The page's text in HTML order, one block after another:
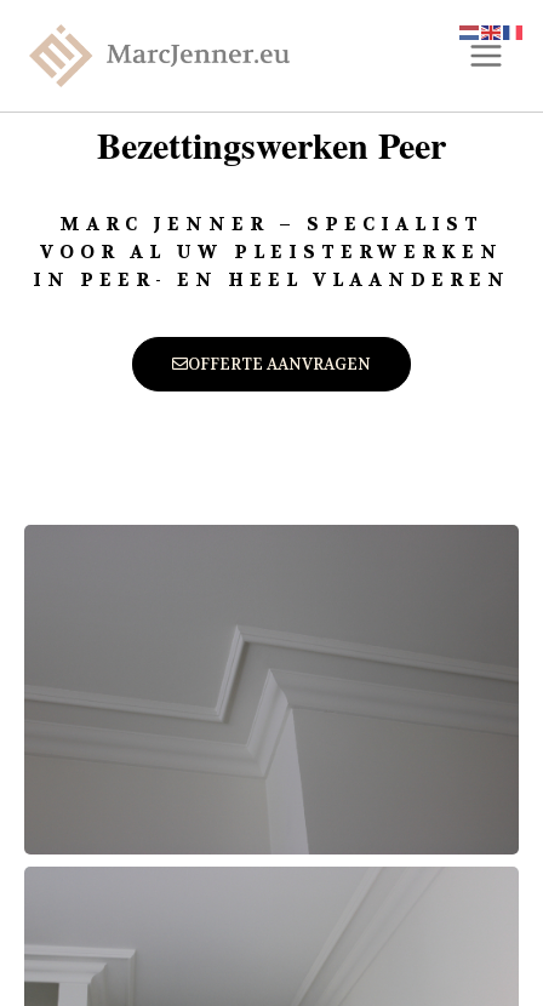
Bezettingswerken Peer
MARC JENNER – SPECIALIST
VOOR AL UW PLEISTERWERKEN
IN PEER- EN HEEL VLAANDEREN
OFFERTE AANVRAGEN